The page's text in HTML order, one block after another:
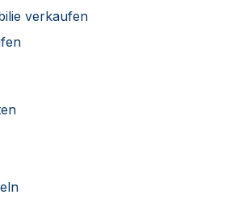
verkaufen